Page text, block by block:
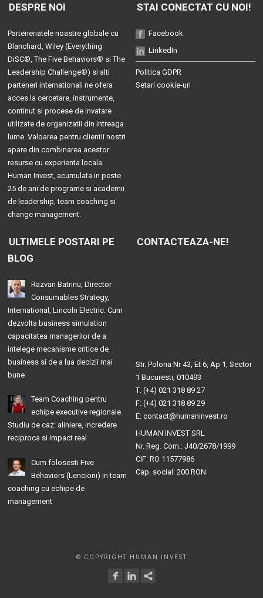
DESPRE NOI
Parteneriatele noastre globale cu
Blanchard , Wiley (Everything
DiSC® ,The Five Behaviors® siThe
Leadership Challenge®) si alti
parteneri internationali ne ofera
acces la cercetare, instrumente,
continut si procese de invatare
utilizate de organizatii din intreaga
lume. Valoarea pentru clientii nostri
apare din combinarea acestor
resurse cu experienta locala
Human Invest, acumulata in peste
25 de ani de programe si academii
de leadership, team coaching si
change management.
STAI CONECTAT CU NOI!
Facebook
LinkedIn
Politica GDPR
Setari cookie-uri
ULTIMELE POSTARI PE
BLOG
Razvan Batrinu, Director
Consumables Strategy,
International, Lincoln Electric. Cum
dezvolta business simulation
capacitatea managerilor de a
intelege mecanisme critice de
business si de a lua decizii mai
bune
Team Coaching pentru
echipe executive regionale.
Studiu de caz: aliniere, incredere
reciproca si impact real
Cum folosesti Five
Behaviors (Lencioni) in team
coaching cu echipe de
management
CONTACTEAZA-NE!
Str. Polona Nr 43, Et 6, Ap 1, Sector
1 Bucuresti, 010493
T: (+4) 021 318 89 27
F: (+4) 021 318 89 29
E: contact@humaninvest.ro
HUMAN INVEST SRL
Nr. Reg. Com.: J40/2678/1999
CIF: RO 11577986
Cap. social: 200 RON
© COPYRIGHT HUMAN INVEST